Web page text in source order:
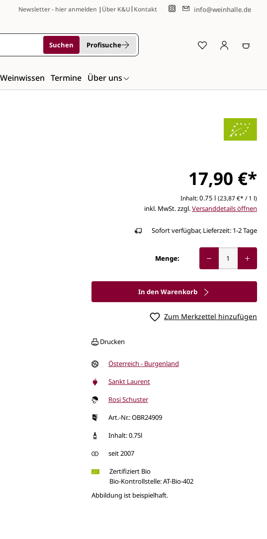
Newsletter - hier anmelden | Über K&U| Kontakt info@weinhalle.de
Suchen Profisuche
Weinwissen Termine Über uns
17,90 €*
Inhalt:0.75 l (23,87 €* / 1 l)
inkl. MwSt. zzgl.Versanddetails öffnen
Sofort verfügbar, Lieferzeit: 1-2 Tage
Menge:
In den Warenkorb
Zum Merkzettel hinzufügen
Drucken
Österreich - Burgenland
Sankt Laurent
Rosi Schuster
Art.-Nr.: OBR24909
Inhalt: 0.75l
seit 2007
Zertifiziert Bio
Bio-Kontrollstelle: AT-Bio-402
Abbildung ist beispielhaft.